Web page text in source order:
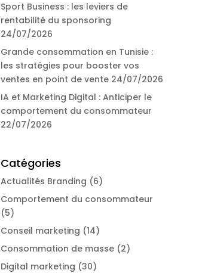
Sport Business : les leviers de
rentabilité du sponsoring
24/07/2026
Grande consommation en Tunisie :
les stratégies pour booster vos
ventes en point de vente 24/07/2026
IA et Marketing Digital : Anticiper le
comportement du consommateur
22/07/2026
Catégories
Actualités Branding (6)
Comportement du consommateur
(5)
Conseil marketing (14)
Consommation de masse(2)
Digital marketing (30)